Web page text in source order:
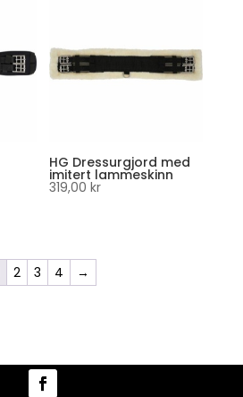
HG Dressurgjord med
imitert lammeskinn
319,00kr
2 3 4 →